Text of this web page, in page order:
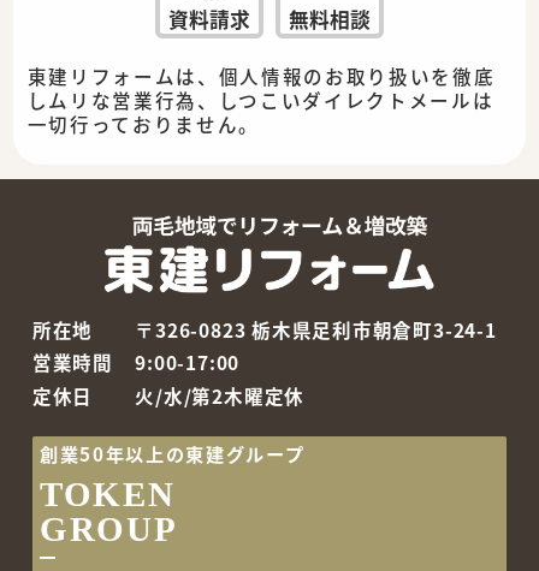
資料請求 無料相談
東建リフォームは、個人情報のお取り扱いを徹底
しムリな営業行為、しつこいダイレクトメールは
一切行っておりません。
所在地
〒326-0823 栃木県足利市朝倉町3-24-1
営業時間
9:00-17:00
定休日
火/水/第2木曜定休
創業50年以上の東建グループ
TOKEN
GROUP